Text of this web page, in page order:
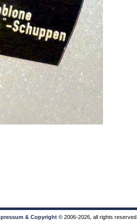
& Copyright ©2006-2026, all rights reserved.